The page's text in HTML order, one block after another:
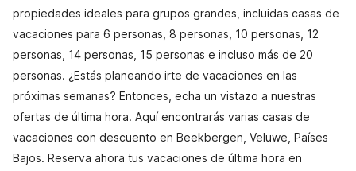
propiedades ideales para grupos grandes, incluidas casas de
vacaciones para 6 personas, 8 personas, 10 personas, 12
personas, 14 personas, 15 personas e incluso más de 20
personas. ¿Estás planeando irte de vacaciones en las
próximas semanas? Entonces, echa un vistazo a nuestras
ofertas de última hora. Aquí encontrarás varias casas de
vacaciones con descuento en Beekbergen, Veluwe, Países
Bajos. Reserva ahora tus vacaciones de última hora en